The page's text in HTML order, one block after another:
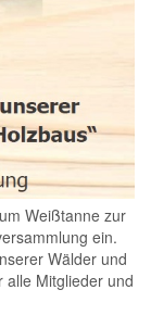
Weißtanne zur
ein.
Wälder und
alle Mitglieder und